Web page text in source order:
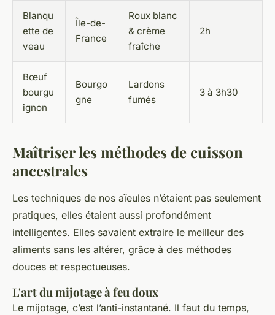
Blanqu
ette de
veau
Île-de-
France
Roux blanc
& crème
fraîche
2h
Bœuf
bourgu
ignon
Bourgo
gne
Lardons
fumés
3 à 3h30
Maîtriser les méthodes de cuisson
ancestrales
Les techniques de nos aïeules n’étaient pas seulement
pratiques, elles étaient aussi profondément
intelligentes. Elles savaient extraire le meilleur des
aliments sans les altérer, grâce à des méthodes
douces et respectueuses.
L'art du mijotage à feu doux
Le mijotage, c’est l’anti-instantané. Il faut du temps,